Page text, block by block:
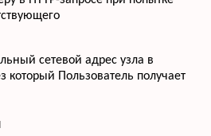
сетевой адрес узла в
который Пользователь получает